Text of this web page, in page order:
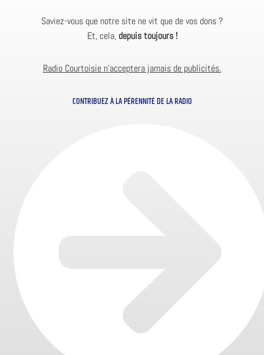
Saviez-vous que notre site ne vit que de vos dons ?
Et, cela, depuis toujours !
Radio Courtoisie n’acceptera jamais de publicités.
CONTRIBUEZ À LA PÉRENNITÉ DE LA RADIO